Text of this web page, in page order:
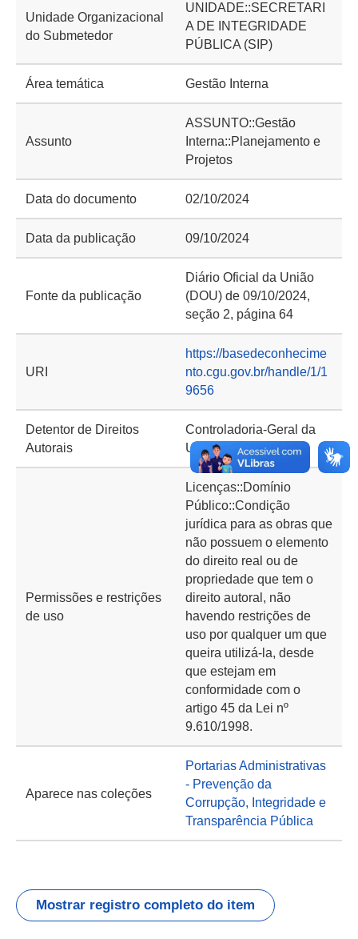
Unidade Organizacional
do Submetedor
UNIDADE::SECRETARI
A DE INTEGRIDADE
PÚBLICA (SIP)
Área temática Gestão Interna
Assunto
ASSUNTO::Gestão
Interna::Planejamento e
Projetos
Data do documento 02/10/2024
Data da publicação 09/10/2024
Fonte da publicação
Diário Oficial da União
(DOU) de 09/10/2024,
seção 2, página 64
URI
https://basedeconhecime
nto.cgu.gov.br/handle/1/1
9656
Detentor de Direitos
Autorais
Controladoria-Geral da
União (CGU)
Permissões e restrições
de uso
Licenças::Domínio
Público::Condição
jurídica para as obras que
não possuem o elemento
do direito real ou de
propriedade que tem o
direito autoral, não
havendo restrições de
uso por qualquer um que
queira utilizá-la, desde
que estejam em
conformidade com o
artigo 45 da Lei nº
9.610/1998.
Aparece nas coleções
Portarias Administrativas
- Prevenção da
Corrupção, Integridade e
Transparência Pública
Mostrar registro completo do item